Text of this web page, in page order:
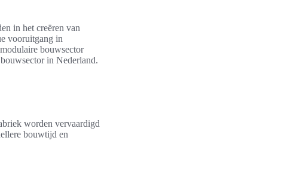
in het creëren van
vooruitgang in
bouwsector
in Nederland.
worden vervaardigd
bouwtijd en